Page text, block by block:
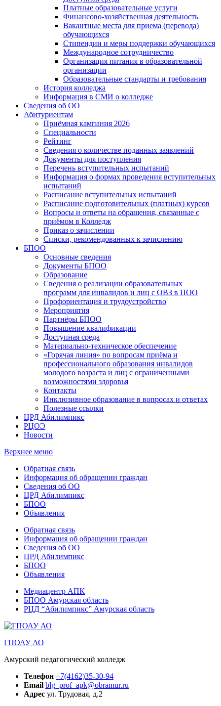
Платные образовательные услуги
Финансово-хозяйственная деятельность
Вакантные места для приема (перевода)
обучающихся
Стипендии и меры поддержки обучающихся
Международное сотрудничество
Организация питания в образовательной
организации
Образовательные стандарты и требования
История колледжа
Информация в СМИ о колледже
Сведения об ОО
Абитуриентам
Приёмная кампания 2026
Специальности
Рейтинг
Сведения о количестве поданных заявлений
Документы для поступления
Перечень вступительных испытаний
Информация о формах проведения вступительных
испытаний
Расписание вступительных испытаний
Расписание подготовительных (платных) курсов
Вопросы и ответы на обращения, связанные с
приёмом в Колледж
Приказ о зачислении
Списки, рекомендованных к зачислению
БПОО
Основные сведения
Документы БПОО
Образование
Сведения о реализации образовательных
программ для инвалидов и лиц с ОВЗ в ПОО
Профориентация и трудоустройство
Мероприятия
Партнёры БПОО
Повышение квалификации
Доступная среда
Материально-техническое обеспечение
«Горячая линия» по вопросам приёма и
профессионального образования инвалидов
молодого возраста и лиц с ограниченными
возможностями здоровья
Контакты
Инклюзивное образование в вопросах и ответах
Полезные ссылки
ЦРД Абилимпикс
РЦОЭ
Новости
Верхнее меню
Обратная связь
Информация об обращении граждан
Сведения об ОО
ЦРД Абилимпикс
БПОО
Объявления
Обратная связь
Информация об обращении граждан
Сведения об ОО
ЦРД Абилимпикс
БПОО
Объявления
Медиацентр АПК
БПОО Амурская область
РЦД “Абилимпикс” Амурская область
ГПОАУ АО
Амурский педагогический колледж
Телефон +7(4162)35-30-94
Email blg_prof_apk@obramur.ru
Адрес ул. Трудовая, д.2